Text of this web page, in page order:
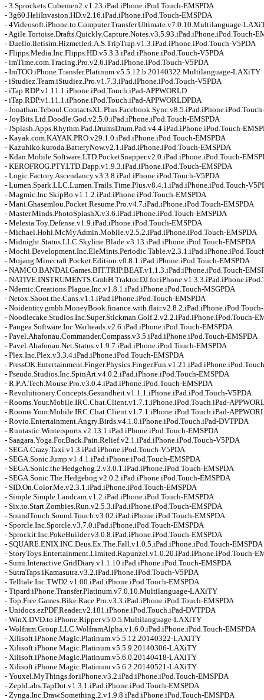
- 3.Sprockets.Cubemen2.v1.23.iPad.iPhone.iPod.Touch-EMSPDA
- 3g60.HeliInvasion.HD.v2.16.iPad.iPhone.iPod.Touch-EMSPDA
- 4Videosoft.iPhone.to.Computer.Transfer.Ultimate.v7.0.10.Multilanguage-
- Agile.Tortoise.Drafts.Quickly.Capture.Notes.v3.5.93.iPad.iPhone.iPod.Touch-
- Duello.Iletisim.Hizmetleri.A.S.TripTrap.v1.3.iPad.iPhone.iPod.Touch-V5PDA
- Flipps.Media.Inc.Flipps.HD.v5.3.3.iPad.iPhone.iPod.Touch-V5PDA
- imTime.com.Tracing.Pro.v2.6.iPad.iPhone.iPod.Touch-V5PDA
- ImTOO.iPhone.Transfer.Platinum.v5.5.12.b.20140322.Multilanguage-LAXiTY
- iStudiez.Team.iStudiez.Pro.v1.7.3.iPad.iPhone.iPod.Touch-V5PDA
- iTap.RDP.v1.11.1.iPhone.iPod.Touch.iPad-APPWORLD
- iTap.RDP.v1.11.1.iPhone.iPod.Touch.iPad-APPWORLDPDA
-
- JoyBits.Ltd.Doodle.God.v2.5.0.iPad.iPhone.iPod.Touch-EMSPDA
- JSplash.Apps.Rhythm.Pad.DrumsDrum.Pad.v4.4.iPad.iPhone.iPod.Touch-
- Kayak.com.KAYAK.PRO.v29.1.0.iPad.iPhone.iPod.Touch-EMSPDA
- Kazuhiko.kuroda.BatteryNow.v2.1.iPad.iPhone.iPod.Touch-EMSPDA
- Kdan.Mobile.Software.LTD.PocketSnapper.v2.0.iPad.iPhone.iPod.Touch-
- KEROFROG.PTY.LTD.Dapp.v1.9.3.iPad.iPhone.iPod.Touch-EMSPDA
- Logic.Factory.Ascendancy.v3.3.8.iPad.iPhone.iPod.Touch-V5PDA
- Lumen.Spark.LLC.Lumen.Trails.Time.Plus.v8.4.1.iPad.iPhone.iPod.Touch-
- Magmic.Inc.SkipBo.v1.1.2.iPad.iPhone.iPod.Touch-EMSPDA
- Mani.Ghasemlou.Pocket.Resume.Pro.v4.7.iPad.iPhone.iPod.Touch-EMSPDA
- Master.Minds.PhotoSplashX.v3.6.iPad.iPhone.iPod.Touch-EMSPDA
- Melesta.Toy.Defense.v1.9.iPad.iPhone.iPod.Touch-EMSPDA
- Michael.Hohl.McMyAdmin.Mobile.v2.5.2.iPad.iPhone.iPod.Touch-EMSPDA
- Midnight.Status.LLC.Skyline.Blade.v3.13.iPad.iPhone.iPod.Touch-EMSPDA
-
- Mojang.Minecraft.Pocket.Edition.v0.8.1.iPad.iPhone.iPod.Touch-EMSPDA
- NAMCO.BANDAI.Games.BIT.TRIP.BEAT.v1.1.3.iPad.iPhone.iPod.Touch-
-
- Ndemic.Creations.Plague.Inc.v1.8.1.iPad.iPhone.iPod.Touch-MSGPDA
- Netox.Shoot.the.Cans.v1.1.iPad.iPhone.iPod.Touch-EMSPDA
-
- Noodlecake.Studios.Inc.Super.Stickman.Golf.2.v2.2.iPad.iPhone.iPod.Touch-
- Pangea.Software.Inc.Warheads.v2.6.iPad.iPhone.iPod.Touch-EMSPDA
- Pavel.Ahafonau.Commander.Compass.v3.5.iPad.iPhone.iPod.Touch-EMSPDA
- Pavel.Ahafonau.Net.Status.v1.9.7.iPad.iPhone.iPod.Touch-EMSPDA
- Plex.Inc.Plex.v3.3.4.iPad.iPhone.iPod.Touch-EMSPDA
-
- Pseudo.Studios.Inc.SpinArt.v4.0.2.iPad.iPhone.iPod.Touch-EMSPDA
- R.P.A.Tech.Mouse.Pro.v3.0.4.iPad.iPhone.iPod.Touch-EMSPDA
- Revolutionary.Concepts.Gesundheit.v1.1.1.iPhone.iPad.iPod.Touch-V5PDA
- Rooms.Your.Mobile.IRC.Chat.Client.v1.7.1.iPhone.iPod.Touch.iPad-
- Rooms.Your.Mobile.IRC.Chat.Client.v1.7.1.iPhone.iPod.Touch.iPad-
- Rovio.Entertainment.Angry.Birds.v4.1.0.iPhone.iPod.Touch.iPad-DVTPDA
- Runtastic.Wintersports.v2.13.1.iPad.iPhone.iPod.Touch-EMSPDA
- Saagara.Yoga.For.Back.Pain.Relief.v2.1.iPad.iPhone.iPod.Touch-V5PDA
- SEGA.Crazy.Taxi.v1.3.iPad.iPhone.iPod.Touch-V5PDA
- SEGA.Sonic.Jump.v1.4.1.iPad.iPhone.iPod.Touch-EMSPDA
- SEGA.Sonic.the.Hedgehog.2.v3.0.1.iPad.iPhone.iPod.Touch-EMSPDA
- SEGA.Sonic.The.Hedgehog.v2.0.2.iPad.iPhone.iPod.Touch-EMSPDA
- SID.On.Color.Me.v2.3.1.iPad.iPhone.iPod.Touch-EMSPDA
- Simple.Simple.Landcam.v1.2.iPad.iPhone.iPod.Touch-EMSPDA
- Six.to.Start.Zombies.Run.v2.5.3.iPad.iPhone.iPod.Touch-EMSPDA
- SoundTouch.Sound.Touch.v3.02.iPad.iPhone.iPod.Touch-EMSPDA
- Sporcle.Inc.Sporcle.v3.7.0.iPad.iPhone.iPod.Touch-EMSPDA
- Sprockit.Inc.PokeBuilder.v3.0.8.iPad.iPhone.iPod.Touch-EMSPDA
- SQUARE.ENIX.INC.Deus.Ex.The.Fall.v1.0.5.iPad.iPhone.iPod.Touch-EMSPDA
- StoryToys.Entertainment.Limited.Rapunzel.v1.0.20.iPad.iPhone.iPod.Touch-
- Sumi.Interactive.GridDiary.v1.1.10.iPad.iPhone.iPod.Touch-EMSPDA
- SutraTaps.iKamasutra.v3.2.iPad.iPhone.iPod.Touch-V5PDA
- Telltale.Inc.TWD2.v1.00.iPad.iPhone.iPod.Touch-EMSPDA
- Tipard.iPhone.Transfer.Platinum.v7.0.10.Multilanguage-LAXiTY
- Top.Free.Games.Bike.Race.Pro.v3.3.iPad.iPhone.iPod.Touch-EMSPDA
- Unidocs.ezPDF.Reader.v2.181.iPhone.iPod.Touch.iPad-DVTPDA
- WinX.DVD.to.iPhone.Ripper.v5.0.5.Multilanguage-LAXiTY
- Wolfram.Group.LLC.WolframAlpha.v1.6.0.iPad.iPhone.iPod.Touch-EMSPDA
- Xilisoft.iPhone.Magic.Platinum.v5.5.12.20140322-LAXiTY
- Xilisoft.iPhone.Magic.Platinum.v5.5.9.20140306-LAXiTY
- Xilisoft.iPhone.Magic.Platinum.v5.6.0.20140418-LAXiTY
- Xilisoft.iPhone.Magic.Platinum.v5.6.2.20140521-LAXiTY
- Youxel.MyThings.for.iPhone.v3.2.iPad.iPhone.iPod.Touch-EMSPDA
- ZephLabs.TapDot.v1.3.1.iPad.iPhone.iPod.Touch-EMSPDA
- Zynga.Inc.Draw.Something.2.v1.9.8.iPad.iPhone.iPod.Touch-EMSPDA